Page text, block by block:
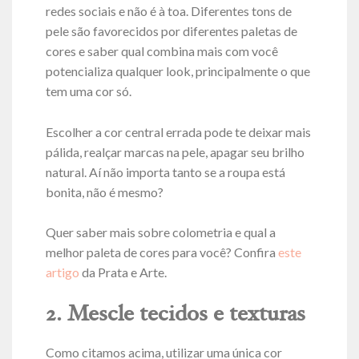
redes sociais e não é à toa. Diferentes tons de
pele são favorecidos por diferentes paletas de
cores e saber qual combina mais com você
potencializa qualquer look, principalmente o que
tem uma cor só.
Escolher a cor central errada pode te deixar mais
pálida, realçar marcas na pele, apagar seu brilho
natural. Aí não importa tanto se a roupa está
bonita, não é mesmo?
Quer saber mais sobre colometria e qual a
melhor paleta de cores para você? Confira este
artigo da Prata e Arte.
2. Mescle tecidos e texturas
Como citamos acima, utilizar uma única cor